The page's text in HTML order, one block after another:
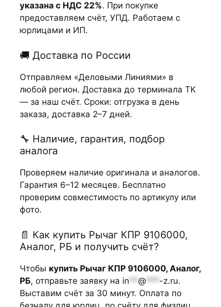
указана с НДС 22%. При покупке
предоставляем счёт, УПД. Работаем с
юрлицами и ИП.
🚚 Доставка по России
Отправляем «Деловыми Линиями» в
любой регион. Доставка до терминала ТК
— за наш счёт. Сроки: отгрузка в день
заказа, доставка 2–7 дней.
🔧 Наличие, гарантия, подбор
аналога
Проверяем наличие оригинала и аналогов.
Гарантия 6–12 месяцев. Бесплатно
проверим совместимость по артикулу или
фото.
📄 Как купить Рычаг КПР 9106000,
Аналог, РБ и получить счёт?
Чтобы купить Рычаг КПР 9106000, Аналог,
РБ, отправьте заявку на in ** @ *** -z.ru.
Выставим счёт за 30 минут. Оплата по